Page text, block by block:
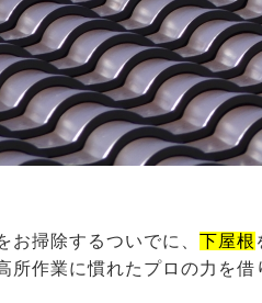
お掃除するついでに、下屋根
作業に慣れたプロの力を